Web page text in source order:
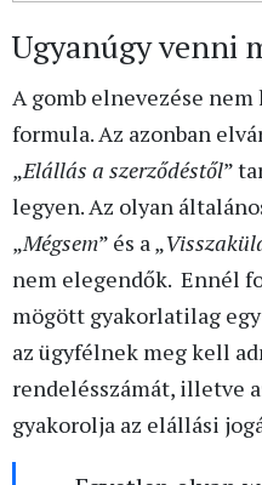
Ugyanúgy venni
A gomb elnevezése
formula. Az azonban
„Elállás a szerződéstől”
legyen. Az olyan
„Mégsem” és a „
nem elegendők. Ennél
mögött gyakorlatilag
az ügyfélnek meg kell
rendelésszámát, illetve
gyakorolja az elállási